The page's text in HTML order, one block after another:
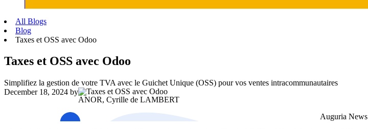
All Blogs
Blog
Taxes et OSS avec Odoo
Taxes et OSS avec Odoo
Simplifiez la gestion de votre TVA avec le Guichet Unique (OSS) pour vos ventes intracommunautaires
December 18, 2024 by
ANOR, Cyrille de LAMBERT
Auguria News